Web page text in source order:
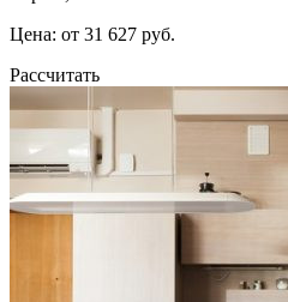
Цена: от 31 627 руб.
Рассчитать